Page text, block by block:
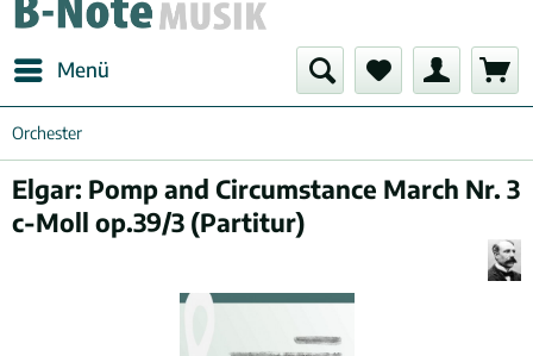
Menü
Orchester
Elgar: Pomp and Circumstance March Nr. 3
c-Moll op.39/3 (Partitur)